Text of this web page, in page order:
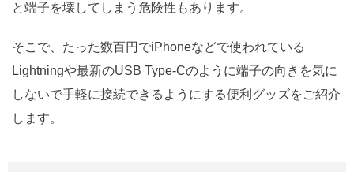
と端子を壊してしまう危険性もあります。
そこで、たった数百円でiPhoneなどで使われている
Lightningや最新のUSB Type-Cのように端子の向きを気に
しないで手軽に接続できるようにする便利グッズをご紹介
します。